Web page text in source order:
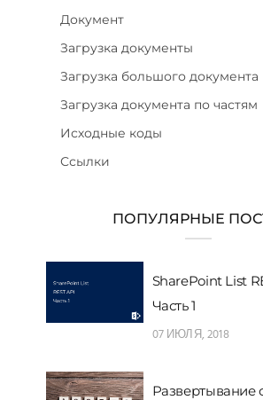
Документ
Загрузка документы
Загрузка большого документа
Загрузка документа по частям
Исходные коды
Ссылки
ПОПУЛЯРНЫЕ
SharePoint List
Часть 1
07 ИЮЛЯ, 2018
Развертывание